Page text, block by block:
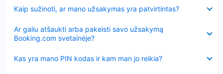
Kaip sužinoti, ar mano užsakymas yra patvirtintas?
Ar galiu atšaukti arba pakeisti savo užsakymą
Booking.com svetainėje?
Kas yra mano PIN kodas ir kam man jo reikia?